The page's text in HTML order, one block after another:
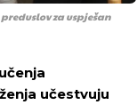
za uspješan
učestvuju